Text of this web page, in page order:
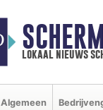
lokaal nieuws
Algemeen